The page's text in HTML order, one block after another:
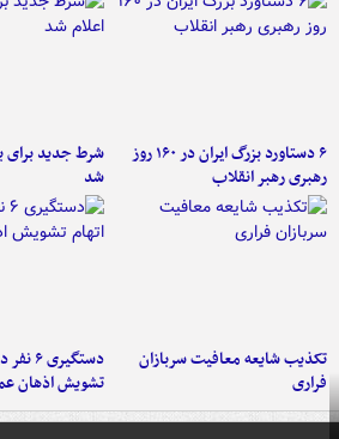
۶ دستاورد بزرگ ایران در ۱۶۰ روز
رهبری رهبر انقلاب
شرط جدید برای
شد
تکذیب شایعه معافیت سربازان
فراری
تشویش اذهان